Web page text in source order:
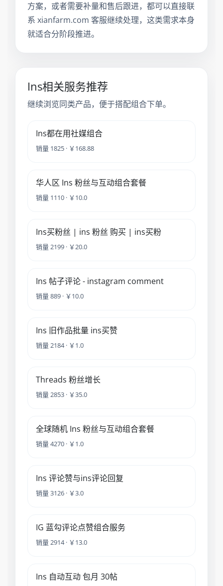
方案，或者需要补量和售后跟进，都可以直接联
系 xianfarm.com 客服继续处理，这类需求本身
就适合分阶段推进。
Ins相关服务推荐
继续浏览同类产品，便于搭配组合下单。
Ins都在用社媒组合
销量 1825 · ￥168.88
华人区 Ins 粉丝与互动组合套餐
销量 1110 · ￥10.0
Ins买粉丝 | ins 粉丝 购买 | ins买粉
销量 2199 · ￥20.0
Ins 帖子评论 - instagram comment
销量 889 · ￥10.0
Ins 旧作品批量 ins买赞
销量 2184 · ￥1.0
Threads 粉丝增长
销量 2853 · ￥35.0
全球随机 Ins 粉丝与互动组合套餐
销量 4270 · ￥1.0
Ins 评论赞与ins评论回复
销量 3126 · ￥3.0
IG 蓝勾评论点赞组合服务
销量 2914 · ￥13.0
Ins 自动互动 包月 30帖